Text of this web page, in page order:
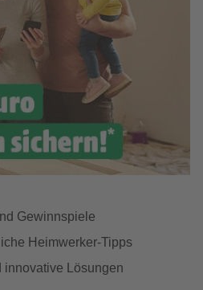
Gewinnspiele
Heimwerker-Tipps
innovative Lösungen